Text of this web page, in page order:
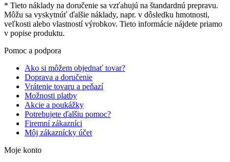
* Tieto náklady na doručenie sa vzťahujú na štandardnú prepravu.
Môžu sa vyskytnúť ďalšie náklady, napr. v dôsledku hmotnosti,
veľkosti alebo vlastností výrobkov. Tieto informácie nájdete priamo
v popise produktu.
Pomoc a podpora
Ako si môžem objednať tovar?
Doprava a doručenie
Vrátenie tovaru a peňazí
Možnosti platby
Akcie a poukážky
Potrebujete ďalšiu pomoc?
Firemní zákazníci
Môj zákaznícky účet
Moje konto